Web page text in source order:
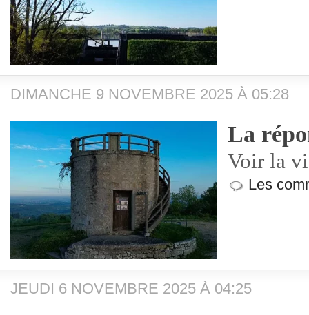
DIMANCHE 9 NOVEMBRE 2025 À 05:28
La
Voir la
Les
JEUDI 6 NOVEMBRE 2025 À 04:25